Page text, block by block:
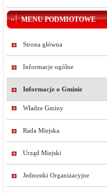
MENU PODMIOTOWE
Strona główna
Informacje ogólne
Informacje o Gminie
Władze Gminy
Rada Miejska
Urząd Miejski
Jednostki Organizacyjne